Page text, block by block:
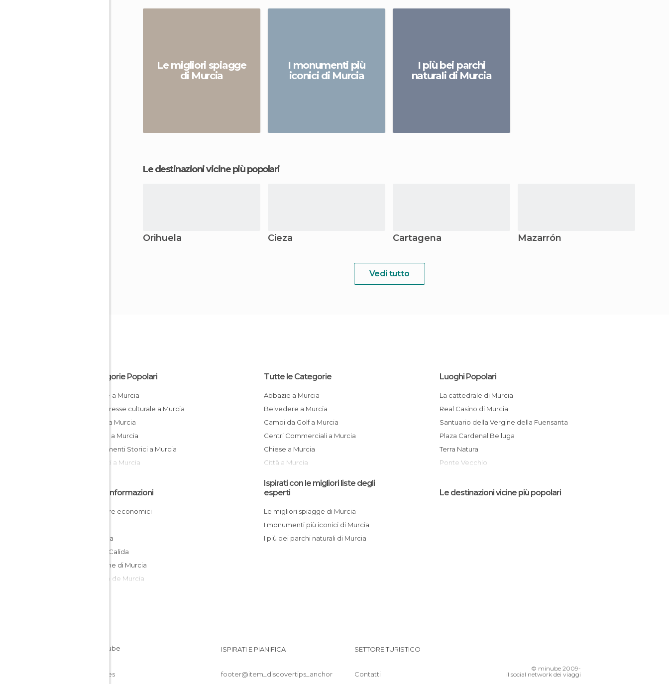
Le migliori spiagge
di Murcia
I monumenti più
iconici di Murcia
I più bei parchi
naturali di Murcia
Le destinazioni vicine più popolari
Orihuela Cieza Cartagena Mazarrón
Vedi tutto
Categorie Popolari
Chiese a Murcia
Di interesse culturale a Murcia
Musei a Murcia
Piazze a Murcia
Monumenti Storici a Murcia
Negozi a Murcia
Tutte le Categorie
Abbazie a Murcia
Belvedere a Murcia
Campi da Golf a Murcia
Centri Commerciali a Murcia
Chiese a Murcia
Città a Murcia
Comuni a Murcia
Di interesse turistico a Murcia
Discoteche a Murcia
Feste a Murcia
Piazze a Murcia
Riserve Naturali a Murcia
Luoghi Popolari
La cattedrale di Murcia
Real Casino di Murcia
Santuario della Vergine della Fuensanta
Plaza Cardenal Belluga
Terra Natura
Ponte Vecchio
Shopping
Altre Informazioni
Dormire economici
Spagna
Costa Calida
Regione di Murcia
Huerta de Murcia
Ispirati con le migliori liste degli
esperti
Le migliori spiagge di Murcia
I monumenti più iconici di Murcia
I più bei parchi naturali di Murcia
Le destinazioni vicine più popolari
Cookies
ISPIRATI E PIANIFICA
footer@item_discovertips_anchor
SETTORE TURISTICO
Contatti
© minube 2009-
il social network dei viaggi